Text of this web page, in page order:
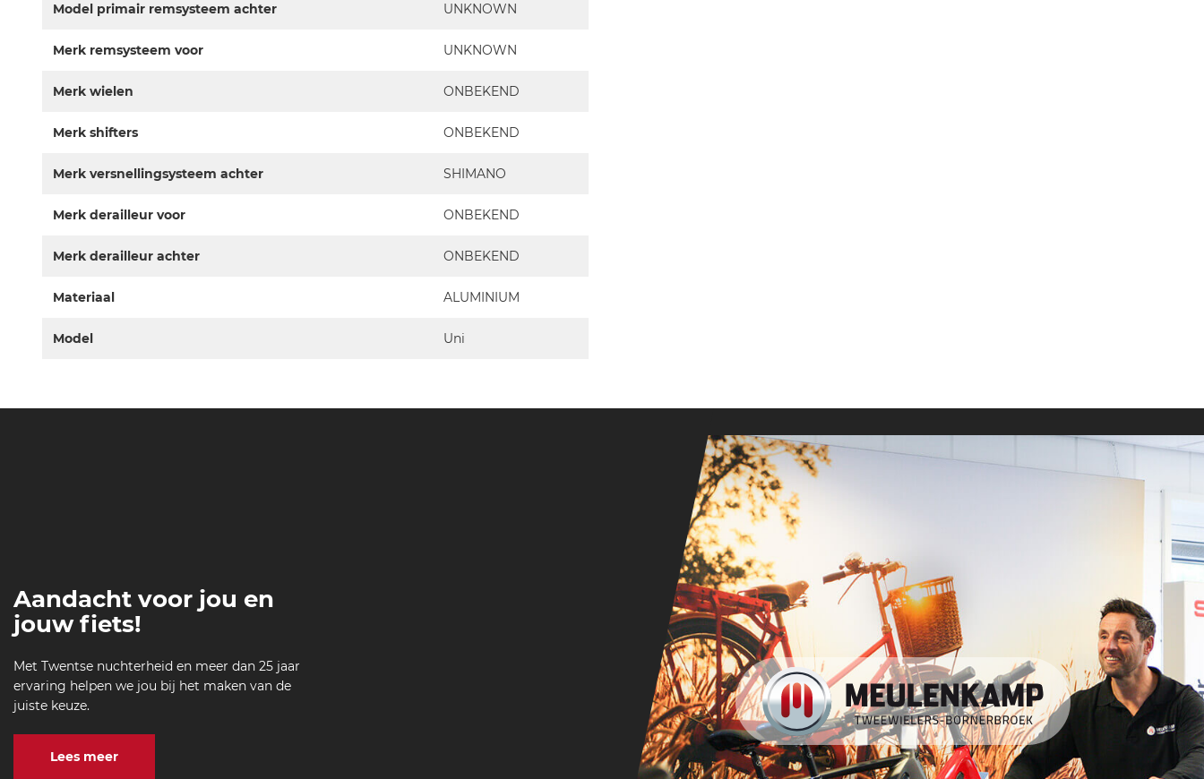
Model primair remsysteem achter UNKNOWN
Merk remsysteem voor UNKNOWN
Merk wielen ONBEKEND
Merk shifters ONBEKEND
Merk versnellingsysteem achter SHIMANO
Merk derailleur voor ONBEKEND
Merk derailleur achter ONBEKEND
Materiaal ALUMINIUM
Model Uni
Aandacht voor jou en
jouw fiets!
Met Twentse nuchterheid en meer dan 25 jaar
ervaring helpen we jou bij het maken van de
juiste keuze.
Lees meer